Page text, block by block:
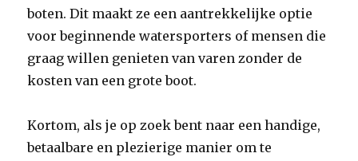
boten. Dit maakt ze een aantrekkelijke optie
voor beginnende watersporters of mensen die
graag willen genieten van varen zonder de
kosten van een grote boot.
Kortom, als je op zoek bent naar een handige,
betaalbare en plezierige manier om te